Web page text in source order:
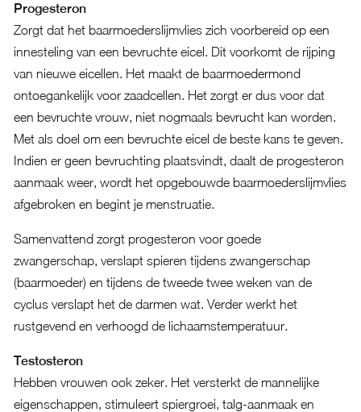
Progesteron
Zorgt dat het baarmoederslijmvlies zich voorbereid op een
innesteling van een bevruchte eicel. Dit voorkomt de rijping
van nieuwe eicellen. Het maakt de baarmoedermond
ontoegankelijk voor zaadcellen. Het zorgt er dus voor dat
een bevruchte vrouw, niet nogmaals bevrucht kan worden.
Met als doel om een bevruchte eicel de beste kans te geven.
Indien er geen bevruchting plaatsvindt, daalt de progesteron
aanmaak weer, wordt het opgebouwde baarmoederslijmvlies
afgebroken en begint je menstruatie.
Samenvattend zorgt progesteron voor goede
zwangerschap, verslapt spieren tijdens zwangerschap
(baarmoeder) en tijdens de tweede twee weken van de
cyclus verslapt het de darmen wat. Verder werkt het
rustgevend en verhoogd de lichaamstemperatuur.
Testosteron
Hebben vrouwen ook zeker. Het versterkt de mannelijke
eigenschappen, stimuleert spiergroei, talg-aanmaak en